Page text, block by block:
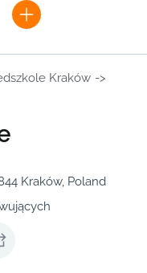
Kraków ->
Kraków, Poland